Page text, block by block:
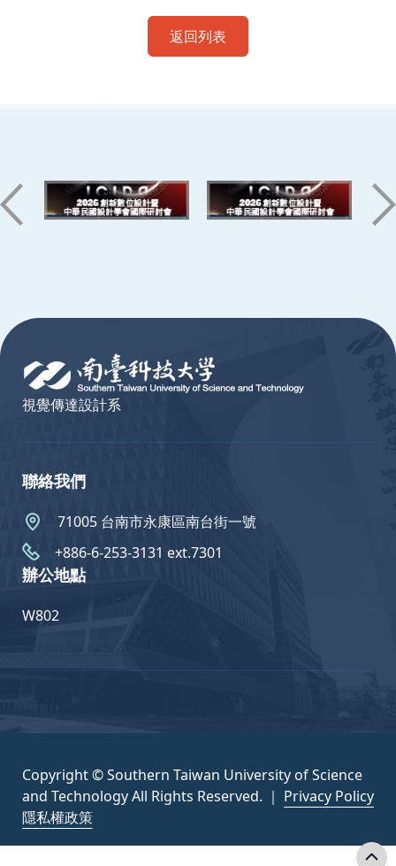
返回列表
視覺傳達設計系
聯絡我們
71005 台南市永康區南台街一號
+886-6-253-3131 ext.7301
辦公地點
W802
Copyright © Southern Taiwan University of Science
and Technology All Rights Reserved. ｜ Privacy Policy
隱私權政策